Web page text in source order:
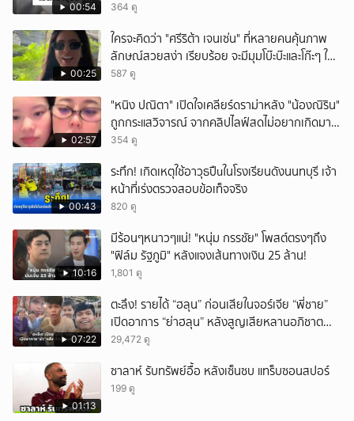
00:54 364 ดู
00:25
ใครจะคิดว่า "ศรีริต้า เจนเซ่น" ที่หลายคนคุ้นภาพ
ลักษณ์สวยสง่า เรียบร้อย จะมีมุมโบ๊ะบ๊ะและโก๊ะๆ ให้
ได้อมยิ้มเหมือนกัน งานนี้ทำเอาแฟนๆ ทั้งเอ็นดูทั้ง
587 ดู
02:57
"หนิง ปณิตา" เปิดใจเคลียร์ดราม่าหลัง "น้องณิริน"
ถูกกระแสวิจารณ์ จากคลิปไลฟ์สดไม่อยากเกิดมา
หน้าเหมือนพ่อ
354 ดู
00:43
ระทึก! เกิดเหตุใช้อาวุธปืuในโรงเรียนดังนนทบุรี เจ้า
หน้าที่เร่งตรวจสอบข้อเท็จจริง
820 ดู
10:16
มีร้อนๆหนาวๆแน่! "หนุ่ม กรรชัย" โพสต์ตรงๆถึง
"ฟิล์ม รัฐภูมิ" หลังแจงเส้นทางเงิน 25 ล้าน!
1,801 ดู
07:22
ตะลึง! รายได้ “ฮลุน” ก่อนเสียในจอร์เจีย “พี่ชาย”
เปิดอาการ “ย่าฮลุน” หลังสูญเสียหลานอภิชาต
บุตร!
29,472 ดู
01:13
ซาลาห์ รับทรัพย์อื้อ หลังเซ็นซบ แทร็บซอนสปอร์
199 ดู